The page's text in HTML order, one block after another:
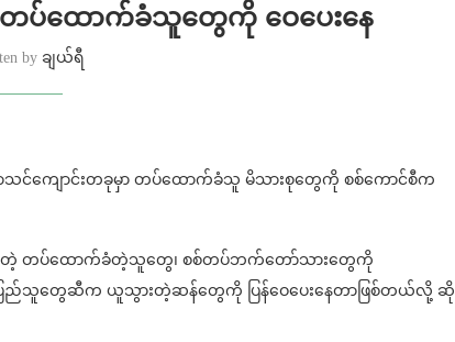
ပ်ထောက်ခံသူတွေကို ဝေပေးနေ
by ချယ်ရီ
င်ကျောင်းတခုမှာ တပ်ထောက်ခံသူ မိသားစုတွေကို စစ်ကောင်စီက
ရှိတဲ့ တပ်ထောက်ခံတဲ့သူတွေ၊ စစ်တပ်ဘက်တော်သားတွေကို
ြည်သူတွေဆီက ယူသွားတဲ့ဆန်တွေကို ပြန်ဝေပေးနေတာဖြစ်တယ်လို့ ဆို